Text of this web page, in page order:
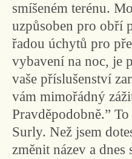
smíšeném terénu.
uzpůsoben pro obří
řadou úchytů pro
vybavení na noc, je
vaše příslušenství
vám mimořádný
Pravděpodobně.”
Surly. Než jsem
změnit název a